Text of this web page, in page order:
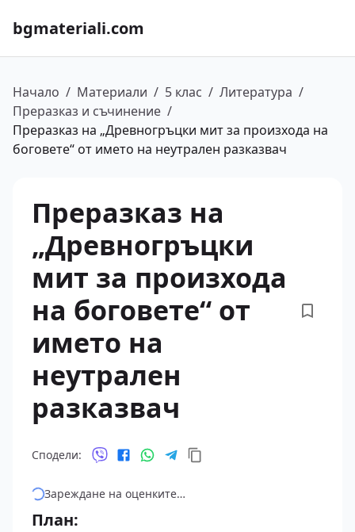
bgmateriali.com
Начало / Материали / 5 клас / Литература /
Преразказ и съчинение /
Преразказ на „Древногръцки мит за произхода на
боговете“ от името на неутрален разказвач
Преразказ на
„Древногръцки
мит за произхода
на боговете“ от
името на
неутрален
разказвач
Сподели:
Зареждане на оценките…
План: